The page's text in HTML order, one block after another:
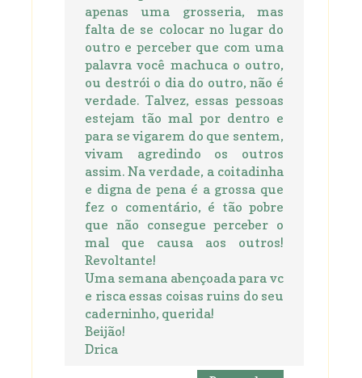
apenas uma grosseria, mas
falta de se colocar no lugar do
outro e perceber que com uma
palavra você machuca o outro,
ou destrói o dia do outro, não é
verdade. Talvez, essas pessoas
estejam tão mal por dentro e
para se vigarem do que sentem,
vivam agredindo os outros
assim. Na verdade, a coitadinha
e digna de pena é a grossa que
fez o comentário, é tão pobre
que não consegue perceber o
mal que causa aos outros!
Revoltante!
Uma semana abençoada para vc
e risca essas coisas ruins do seu
caderninho, querida!
Beijão!
Drica